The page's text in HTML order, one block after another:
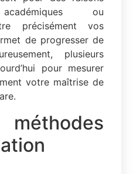
académiques ou
précisément vos
de progresser de
plusieurs
pour mesurer
votre maîtrise de